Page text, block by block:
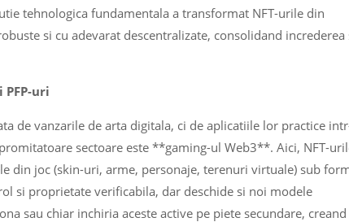
tehnologica fundamentala a transformat NFT-urile din
si cu adevarat descentralizate, consolidand increderea
uri
de vanzarile de arta digitala, ci de aplicatiile lor practice
sectoare este **gaming-ul Web3**. Aici, NFT-
din joc (skin-uri, arme, personaje, terenuri virtuale) sub
si proprietate verificabila, dar deschide si noi modele
sau chiar inchiria aceste active pe piete secundare, creand